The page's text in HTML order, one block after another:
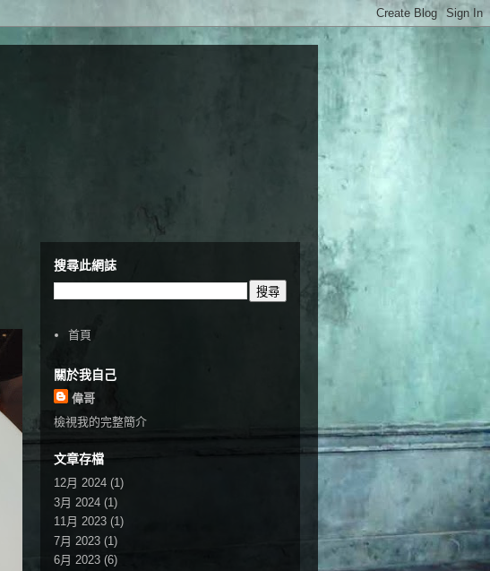
搜尋此網誌
首頁
關於我自己
偉哥
檢視我的完整簡介
文章存檔
12月 2024 (1)
3月 2024 (1)
11月 2023 (1)
7月 2023 (1)
6月 2023 (6)